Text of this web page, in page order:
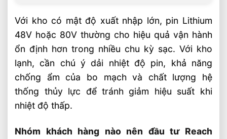
Với kho có mật độ xuất nhập lớn, pin Lithium
48V hoặc 80V thường cho hiệu quả vận hành
ổn định hơn trong nhiều chu kỳ sạc. Với kho
lạnh, cần chú ý dải nhiệt độ pin, khả năng
chống ẩm của bo mạch và chất lượng hệ
thống thủy lực để tránh giảm hiệu suất khi
nhiệt độ thấp.
Nhóm khách hàng nào nên đầu tư Reach